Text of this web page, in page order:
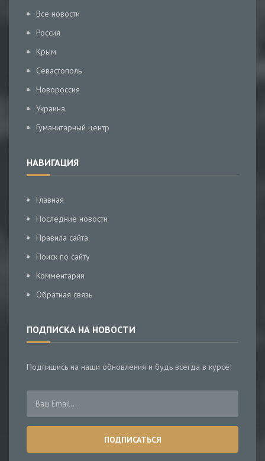
Все новости
Россия
Крым
Севастополь
Новороссия
Украина
Гуманитарный центр
НАВИГАЦИЯ
Главная
Последние новости
Правила сайта
Поиск по сайту
Комментарии
Обратная связь
ПОДПИСКА НА НОВОСТИ
Подпишись на наши обновления и будь всегда в курсе!